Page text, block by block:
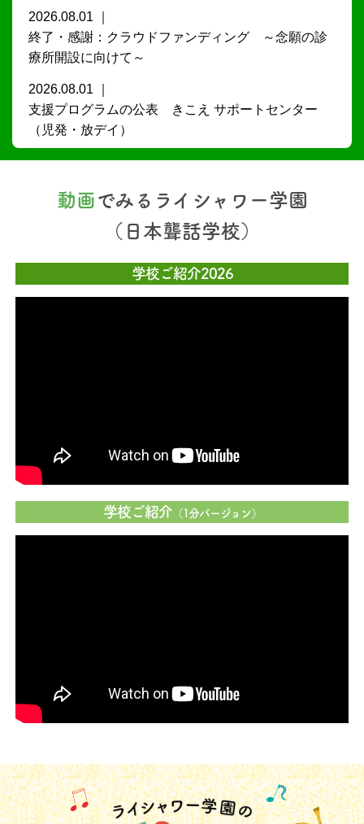
2026.08.01
終了・感謝：クラウドファンディング ～念願の診
療所開設に向けて～
2026.08.01
支援プログラムの公表 きこえ サポートセンター
（児発・放デイ）
動画 でみるライシャワー学園
（日本聾話学校）
学校ご紹介2026
学校ご紹介（1分バージョン）